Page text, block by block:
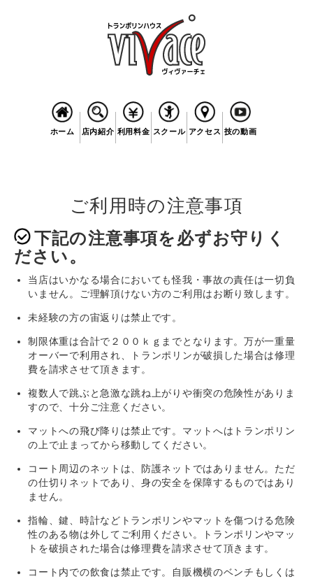
ホーム 店内紹介 利用料金 スクール アクセス 技の動画
ご利用時の注意事項
下記の注意事項を必ずお守りく
ださい。
当店はいかなる場合においても怪我・事故の責任は一切負
いません。ご理解頂けない方のご利用はお断り致します。
未経験の方の宙返りは禁止です。
制限体重は合計で２００ｋｇまでとなります。万が一重量
オーバーで利用され、トランポリンが破損した場合は修理
費を請求させて頂きます。
複数人で跳ぶと急激な跳ね上がりや衝突の危険性がありま
すので、十分ご注意ください。
マットへの飛び降りは禁止です。マットへはトランポリン
の上で止まってから移動してください。
コート周辺のネットは、防護ネットではありません。ただ
の仕切りネットであり、身の安全を保障するものではあり
ません。
指輪、鍵、時計などトランポリンやマットを傷つける危険
性のある物は外してご利用ください。トランポリンやマッ
トを破損された場合は修理費を請求させて頂きます。
コート内での飲食は禁止です。自販機横のベンチもしくは